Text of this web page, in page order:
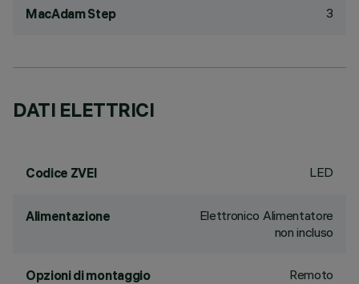
MacAdam Step 3
DATI ELETTRICI
Codice ZVEI LED
Alimentazione
Elettronico Alimentatore
non incluso
Opzioni di montaggio Remoto